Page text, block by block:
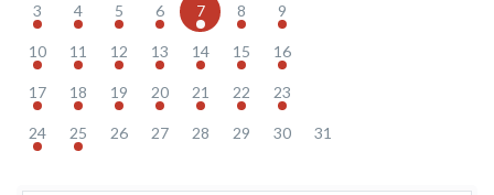
3 4 5 6 7 8 9
10 11 12 13 14 15 16
17 18 19 20 21 22 23
24 25 26 27 28 29 30 31